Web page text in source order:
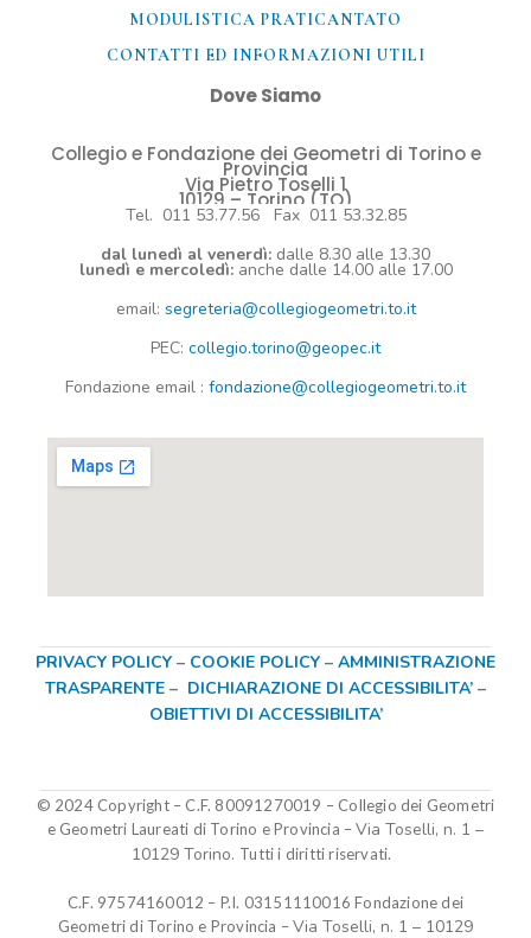
MODULISTICA PRATICANTATO
CONTATTI ED INFORMAZIONI UTILI​
Dove Siamo
Collegio e Fondazione dei Geometri di Torino e
Provincia
Via Pietro Toselli 1
10129 – Torino (TO)
Tel. 011 53.77.56 Fax 011 53.32.85
dal lunedì al venerdì: dalle 8.30 alle 13.30
lunedì e mercoledì: anche dalle 14.00 alle 17.00
email: segreteria@collegiogeometri.to.it
PEC: collegio.torino@geopec.it
Fondazione email : fondazione@collegiogeometri.to.it
PRIVACY POLICY – COOKIE POLICY – AMMINISTRAZIONE
TRASPARENTE – DICHIARAZIONE DI ACCESSIBILITA’ –
OBIETTIVI DI ACCESSIBILITA’
© 2024 Copyright – C.F. 80091270019 – Collegio dei Geometri
e Geometri Laureati di Torino e Provincia –Via Toselli, n. 1 –
10129 Torino. Tutti i diritti riservati.
C.F. 97574160012 – P.I. 03151110016Fondazione dei
Geometri di Torino e Provincia –Via Toselli, n. 1 – 10129